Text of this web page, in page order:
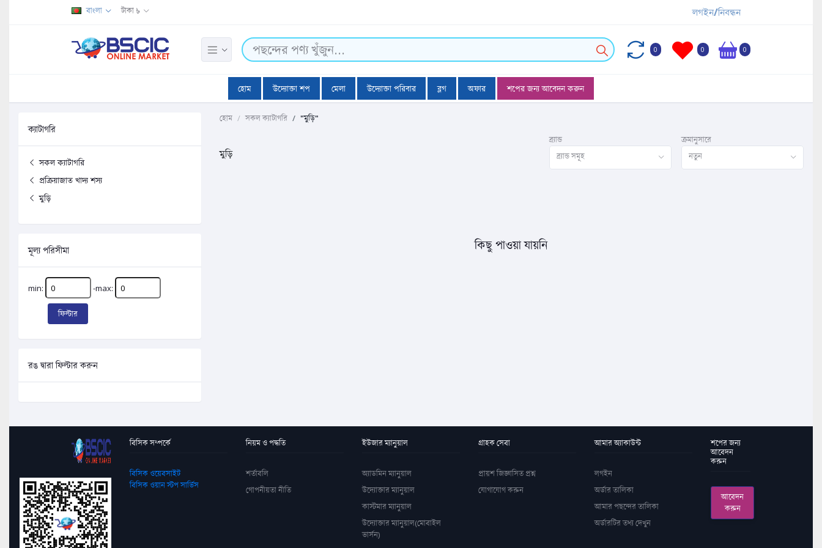
বাংলা টাকা ৳ লগইন/নিবন্ধন
0 0 0
হোম উদ্যোক্তা শপ মেলা উদ্যোক্তা পরিবার ব্লগ অফার শপের জন্য আবেদন করুন
ক্যাটাগরি
সকল ক্যাটাগরি
প্রক্রিয়াজাত খাদ্য শস্য
মুড়ি
মূল্য পরিসীমা
min: -max:
ফিল্টার
রঙ দ্বারা ফিল্টার করুন
হোম সকল ক্যাটাগরি "মুড়ি"
মুড়ি
ব্র্যান্ড
ব্র্যান্ড সমূহ
ক্রমানুসারে
নতুন
কিছু পাওয়া যায়নি
বিসিক সম্পর্কে
বিসিক ওয়েবসাইট
বিসিক ওয়ান স্টপ সার্ভিস
নিয়ম ও পদ্ধতি
শর্তাবলি
গোপনীয়তা নীতি
ইউজার ম্যানুয়াল
অ্যাডমিন ম্যানুয়াল
উদ্যোক্তার ম্যানুয়াল
কাস্টমার ম্যানুয়াল
উদ্যোক্তার ম্যানুয়াল(মোবাইল
ভার্সন)
গ্রাহক সেবা
প্রায়শ জিজ্ঞাসিত প্রশ্ন
যোগাযোগ করুন
আমার অ্যাকাউন্ট
লগইন
অর্ডার তালিকা
আমার পছন্দের তালিকা
অর্ডারটির তথ্য দেখুন
শপের জন্য
আবেদন
করুন
আবেদন
করুন